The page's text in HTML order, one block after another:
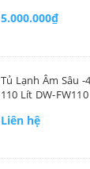
5.000.000₫
Tủ Lạnh Âm Sâu -
110 Lít DW-FW110
Liên hệ